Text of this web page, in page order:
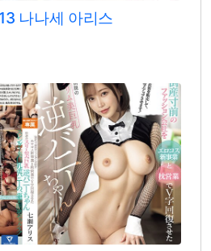
나나세 아리스